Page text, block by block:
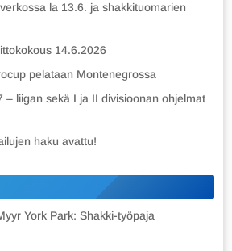
la 13.6. ja shakkituomarien
14.6.2026
pelataan Montenegrossa
– liigan sekä I ja II divisioonan ohjelmat
haku avattu!
York Park: Shakki-työpaja